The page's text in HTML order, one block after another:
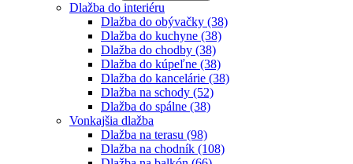
Dlažba do interiéru
Dlažba do obývačky (38)
Dlažba do kuchyne (38)
Dlažba do chodby (38)
Dlažba do kúpeľne (38)
Dlažba do kancelárie (38)
Dlažba na schody (52)
Dlažba do spálne (38)
Vonkajšia dlažba
Dlažba na terasu (98)
Dlažba na chodník (108)